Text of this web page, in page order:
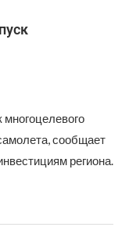
сообщает
региона.